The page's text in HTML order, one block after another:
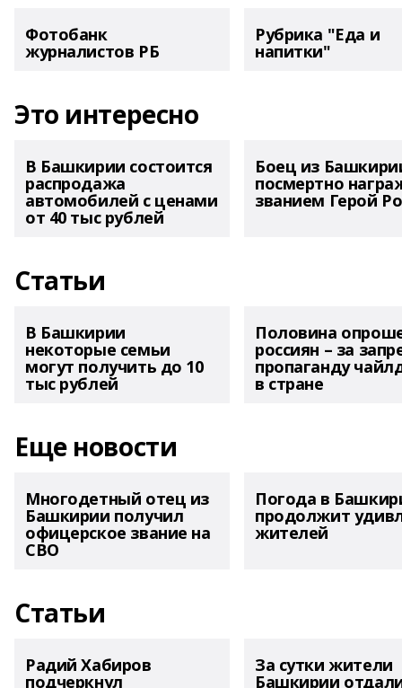
Фотобанк
журналистов РБ
Рубрика "Еда и
напитки"
Это интересно
В Башкирии состоится
распродажа
автомобилей с ценами
от 40 тыс рублей
Боец из
посмертно
званием Герой
Статьи
В Башкирии
некоторые семьи
могут получить до 10
тыс рублей
Половина
россиян – за
пропаганду
в стране
Еще новости
Многодетный отец из
Башкирии получил
офицерское звание на
СВО
Погода в
продолжит
жителей
Статьи
Радий Хабиров
подчеркнул
За сутки жители
Башкирии